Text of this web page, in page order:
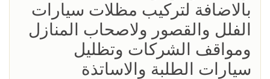
بالاضافة لتركيب مظلات سيارات
الفلل والقصور ولاصحاب المنازل
ومواقف الشركات وتظليل
سيارات الطلبة والاساتذة